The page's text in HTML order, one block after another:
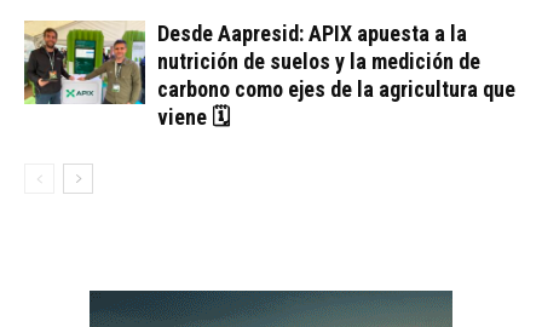
Desde Aapresid: APIX apuesta a la
nutrición de suelos y la medición de
carbono como ejes de la agricultura que
viene 🗓